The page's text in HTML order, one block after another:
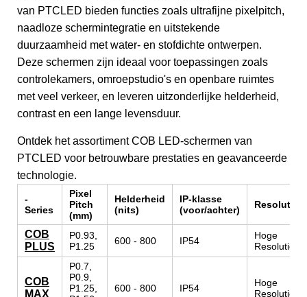
van PTCLED bieden functies zoals ultrafijne pixelpitch,
naadloze schermintegratie en uitstekende
duurzaamheid met water- en stofdichte ontwerpen.
Deze schermen zijn ideaal voor toepassingen zoals
controlekamers, omroepstudio's en openbare ruimtes
met veel verkeer, en leveren uitzonderlijke helderheid,
contrast en een lange levensduur.
Ontdek het assortiment COB LED-schermen van
PTCLED voor betrouwbare prestaties en geavanceerde
technologie.
-
Series
Pixel
Pitch
(mm)
Helderheid
(nits)
IP-klasse
(voor/achter)
Resolutie
COB
PLUS
P0.93,
P1.25
600 - 800 IP54
Hoge
Resolutie
COB
MAX
P0.7,
P0.9,
P1.25,
600 - 800 IP54
Hoge
Resolutie